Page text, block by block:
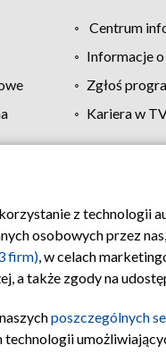
Centrum
Informacje
Zgłoś
Kariera w
prywatnościz technologii
osobowych przez
firm), w celach
a także zgody na
poszczególnych